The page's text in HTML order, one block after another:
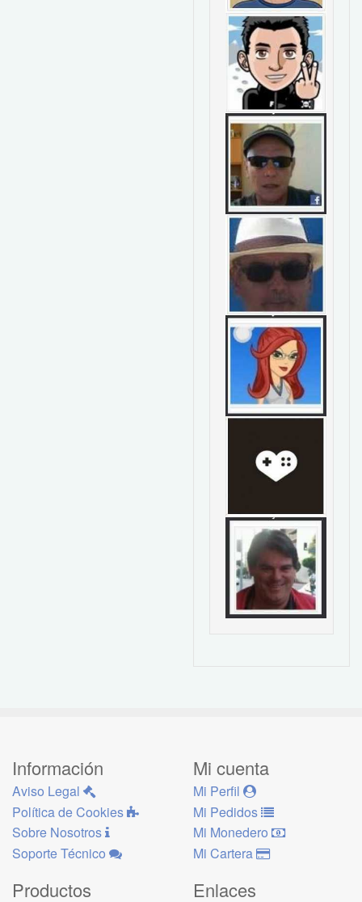
Información
Aviso Legal
Política de Cookies
Sobre Nosotros
Soporte Técnico
Mi cuenta
Mi Perfil
Mi Pedidos
Mi Monedero
Mi Cartera
Productos Enlaces